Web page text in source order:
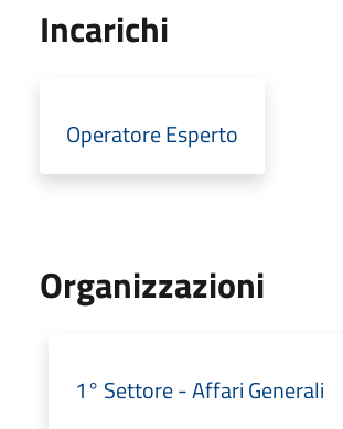
Incarichi
Operatore Esperto
Organizzazioni
1° Settore - Affari Generali